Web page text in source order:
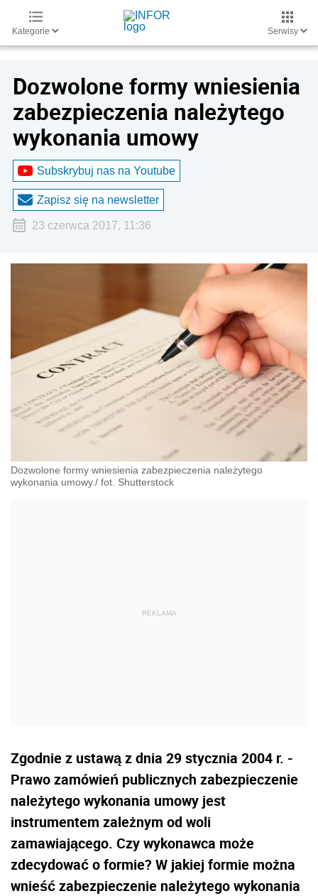
Kategorie Serwisy
Dozwolone formy wniesienia
zabezpieczenia należytego
wykonania umowy
Subskrybuj nas na Youtube
Zapisz się na newsletter
23 czerwca 2017, 11:36
Dozwolone formy wniesienia zabezpieczenia należytego
wykonania umowy./ fot. Shutterstock
Zgodnie z ustawą z dnia 29 stycznia 2004 r. -
Prawo zamówień publicznych zabezpieczenie
należytego wykonania umowy jest
instrumentem zależnym od woli
zamawiającego. Czy wykonawca może
zdecydować o formie? W jakiej formie można
wnieść zabezpieczenie należytego wykonania